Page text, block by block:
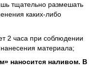
тщательно размешать
каких-либо
2 часа при соблюдении
материала;
наносится наливом. В